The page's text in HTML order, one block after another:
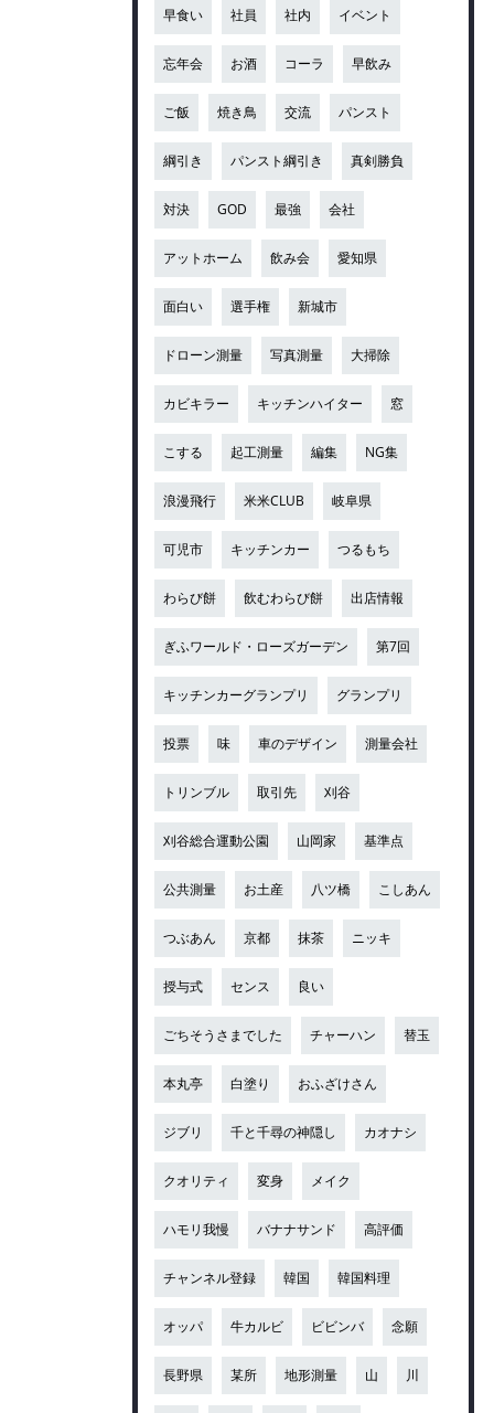
早食い 社員 社内 イベント
忘年会 お酒 コーラ 早飲み
ご飯 焼き鳥 交流 パンスト
綱引き パンスト綱引き 真剣勝負
対決 GOD 最強 会社
アットホーム 飲み会 愛知県
面白い 選手権 新城市
ドローン測量 写真測量 大掃除
カビキラー キッチンハイター 窓
こする 起工測量 編集 NG集
浪漫飛行 米米CLUB 岐阜県
可児市 キッチンカー つるもち
わらび餅 飲むわらび餅 出店情報
ぎふワールド・ローズガーデン 第7回
キッチンカーグランプリ グランプリ
投票 味 車のデザイン 測量会社
トリンブル 取引先 刈谷
刈谷総合運動公園 山岡家 基準点
公共測量 お土産 八ツ橋 こしあん
つぶあん 京都 抹茶 ニッキ
授与式 センス 良い
ごちそうさまでした チャーハン 替玉
本丸亭 白塗り おふざけさん
ジブリ 千と千尋の神隠し カオナシ
クオリティ 変身 メイク
ハモリ我慢 バナナサンド 高評価
チャンネル登録 韓国 韓国料理
オッパ 牛カルビ ビビンバ 念願
長野県 某所 地形測量 山 川